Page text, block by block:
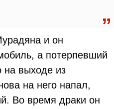
и он
а потерпевший
на выходе из
на него напал,
Во время драки он